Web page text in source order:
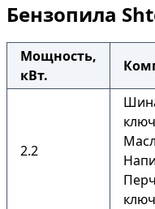
Бензопила
Мощность,
кВт.
2.2